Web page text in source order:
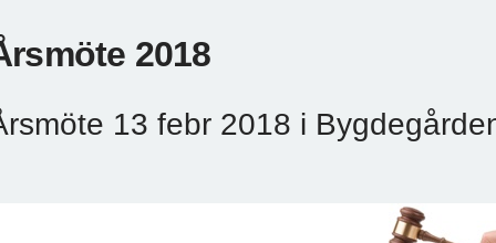
2018
13 febr 2018 i